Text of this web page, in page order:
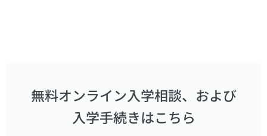
無料オンライン入学相談、および
入学手続きはこちら